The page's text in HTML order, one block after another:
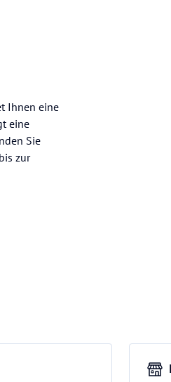
Ihnen eine
eine
Sie
zur